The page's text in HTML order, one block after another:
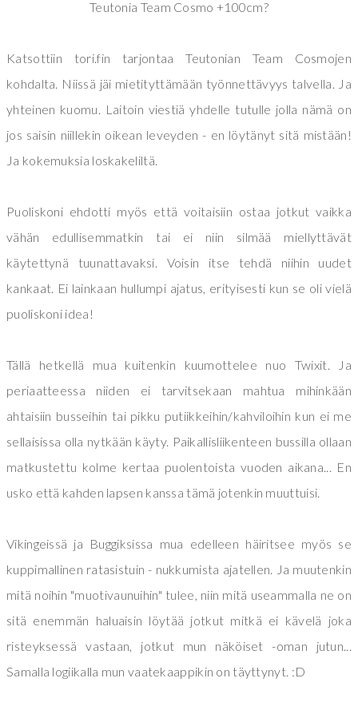
Teutonia Team Cosmo +100cm?
Katsottiin tori.fin tarjontaa Teutonian Team Cosmojen
kohdalta. Niissä jäi mietityttämään työnnettävyys talvella. Ja
yhteinen kuomu. Laitoin viestiä yhdelle tutulle jolla nämä on
jos saisin niillekin oikean leveyden - en löytänyt sitä mistään!
Ja kokemuksia loskakeliltä.
Puoliskoni ehdotti myös että voitaisiin ostaa jotkut vaikka
vähän edullisemmatkin tai ei niin silmää miellyttävät
käytettynä tuunattavaksi. Voisin itse tehdä niihin uudet
kankaat. Ei lainkaan hullumpi ajatus, erityisesti kun se oli vielä
puoliskoni idea!
Tällä hetkellä mua kuitenkin kuumottelee nuo Twixit. Ja
periaatteessa niiden ei tarvitsekaan mahtua mihinkään
ahtaisiin busseihin tai pikku putiikkeihin/kahviloihin kun ei me
sellaisissa olla nytkään käyty. Paikallisliikenteen bussilla ollaan
matkustettu kolme kertaa puolentoista vuoden aikana... En
usko että kahden lapsen kanssa tämä jotenkin muuttuisi.
Vikingeissä ja Buggiksissa mua edelleen häiritsee myös se
kuppimallinen ratasistuin - nukkumista ajatellen. Ja muutenkin
mitä noihin "muotivaunuihin" tulee, niin mitä useammalla ne on
sitä enemmän haluaisin löytää jotkut mitkä ei kävelä joka
risteyksessä vastaan, jotkut mun näköiset -oman jutun...
Samalla logiikalla mun vaatekaappikin on täyttynyt. :D